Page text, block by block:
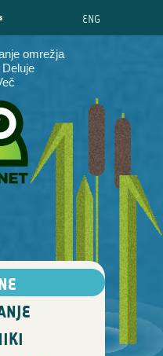
ENG
omrežja
Deluje